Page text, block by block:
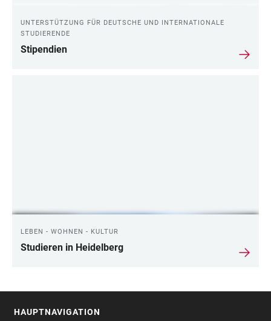
UNTERSTÜTZUNG FÜR DEUTSCHE UND INTERNATIONALE
STUDIERENDE
Stipendien
LEBEN - WOHNEN - KULTUR
Studieren in Heidelberg
HAUPTNAVIGATION